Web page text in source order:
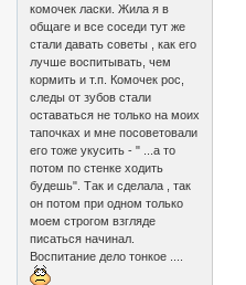
комочек ласки. Жила я в
общаге и все соседи тут же
стали давать советы , как его
лучше воспитывать, чем
кормить и т.п. Комочек рос,
следы от зубов стали
оставаться не только на моих
тапочках и мне посоветовали
его тоже укусить - " ...а то
потом по стенке ходить
будешь". Так и сделала , так
он потом при одном только
моем строгом взгляде
писаться начинал.
Воспитание дело тонкое ....